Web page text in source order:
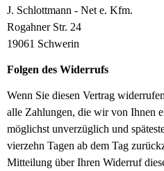
J. Schlottmann - Net e. Kfm.
Rogahner Str. 24
19061 Schwerin
Folgen des Widerrufs
Wenn Sie diesen Vertrag
alle Zahlungen, die wir von Ihnen
möglichst unverzüglich und
vierzehn Tagen ab dem Tag
Mitteilung über Ihren Widerruf